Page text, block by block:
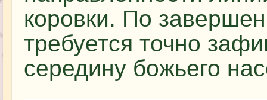
коровки. По
требуется точно
середину божьего